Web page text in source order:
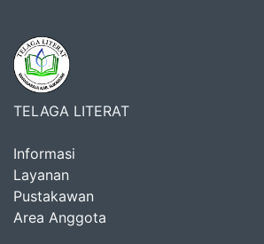
TELAGA LITERAT
Informasi
Layanan
Pustakawan
Area Anggota